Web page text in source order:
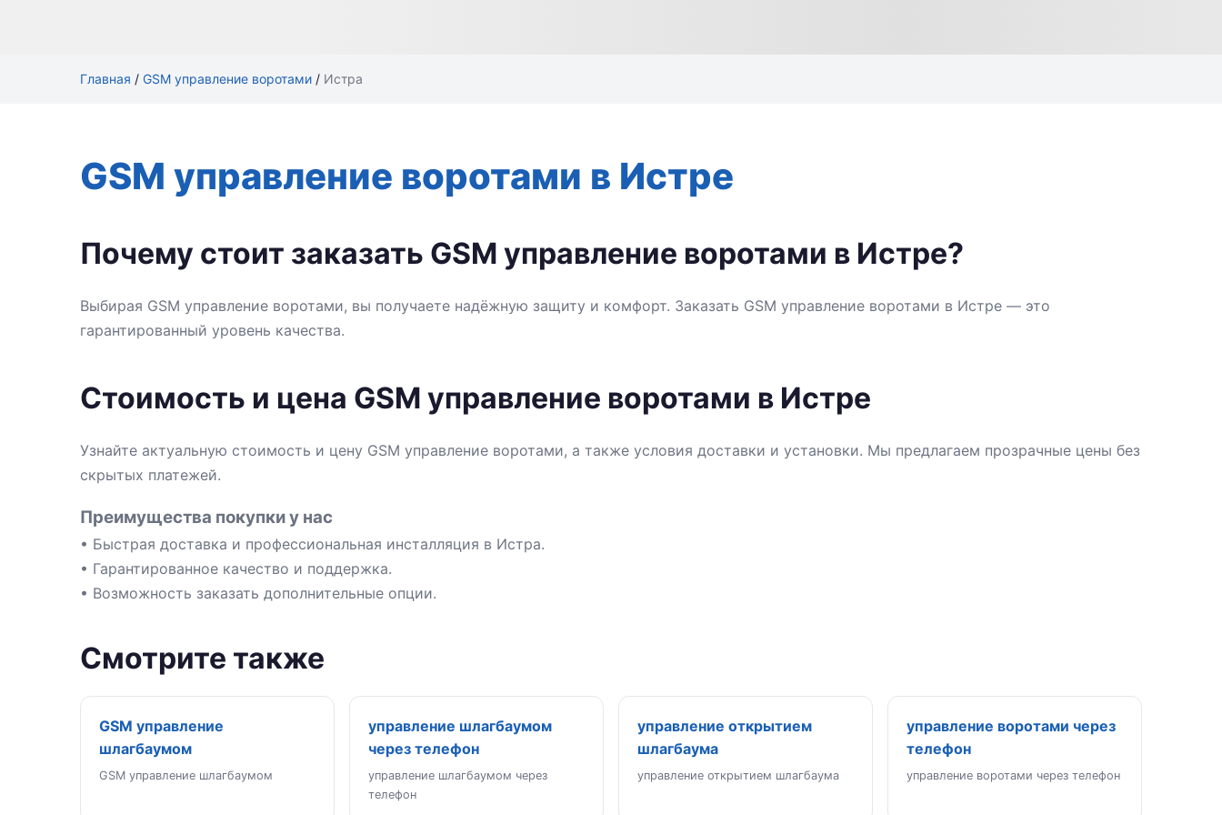
Главная / GSM управление воротами / Истра
GSM управление воротами в Истре
Почему стоит заказать GSM управление воротами в Истре?
Выбирая GSM управление воротами, вы получаете надёжную защиту и комфорт. Заказать GSM управление воротами в Истре — это
гарантированный уровень качества.
Стоимость и цена GSM управление воротами в Истре
Узнайте актуальную стоимость и цену GSM управление воротами, а также условия доставки и установки. Мы предлагаем прозрачные цены без
скрытых платежей.
Преимущества покупки у нас
• Быстрая доставка и профессиональная инсталляция в Истра.
• Гарантированное качество и поддержка.
• Возможность заказать дополнительные опции.
Смотрите также
GSM управление
шлагбаумом
GSM управление шлагбаумом
управление шлагбаумом
через телефон
управление шлагбаумом через
телефон
управление открытием
шлагбаума
управление открытием шлагбаума
управление воротами через
телефон
управление воротами через телефон